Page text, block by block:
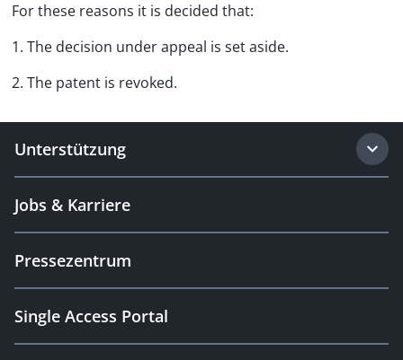
For these reasons it is decided that:
1. The decision under appeal is set aside.
2. The patent is revoked.
Unterstützung
Jobs & Karriere
Pressezentrum
Single Access Portal